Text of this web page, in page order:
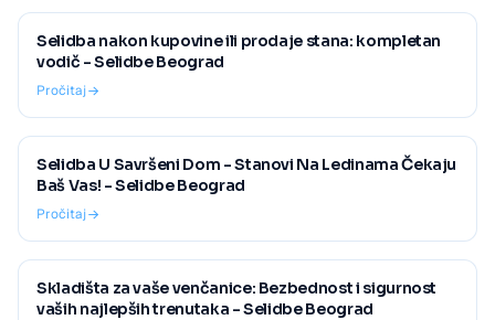
Selidba nakon kupovine ili prodaje stana: kompletan
vodič - Selidbe Beograd
Pročitaj
Selidba U Savršeni Dom - Stanovi Na Ledinama Čekaju
Baš Vas! - Selidbe Beograd
Pročitaj
Skladišta za vaše venčanice: Bezbednost i sigurnost
vaših najlepših trenutaka - Selidbe Beograd